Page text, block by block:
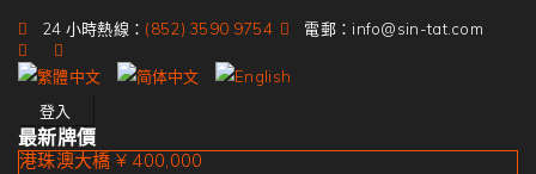
24 小時熱線： (852) 3590 9754 電郵：info@sin-tat.com
登入
最新牌價
港珠澳大橋 ¥ 400,000